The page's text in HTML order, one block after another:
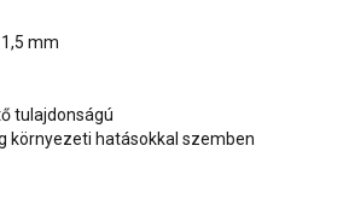
mm
tulajdonságú
környezeti hatásokkal szemben